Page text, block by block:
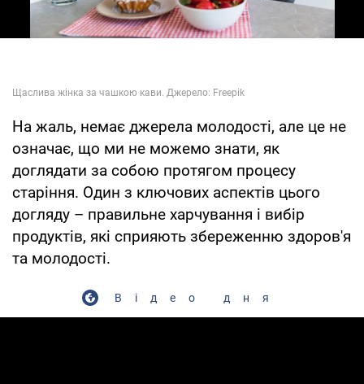
На жаль, немає джерела молодості, але це не
означає, що ми не можемо знати, як
доглядати за собою протягом процесу
старіння. Один з ключових аспектів цього
догляду – правильне харчування і вибір
продуктів, які сприяють збереженню здоров'я
та молодості.
Відео дня